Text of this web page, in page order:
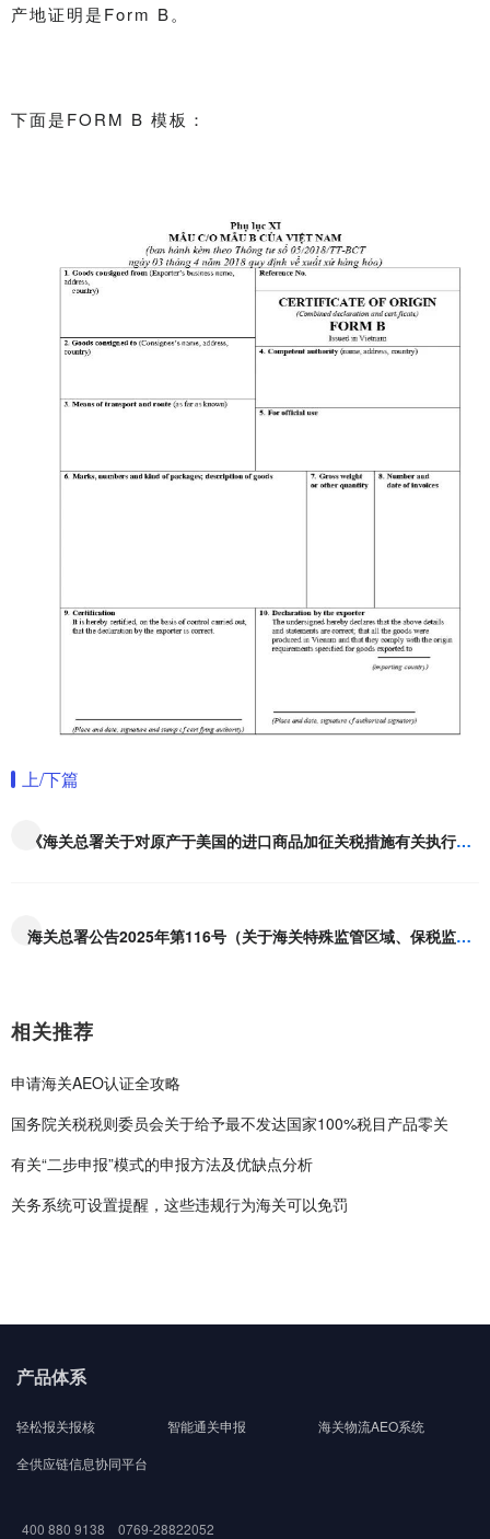
产地证明是Form B。
下面是FORM B 模板：
上/下篇
《海关总署关于对原产于美国的进口商品加征关税措施有关执行事项的公告》的解读
海关总署公告2025年第116号（关于海关特殊监管区域、保税监管场所和区外加工贸易四类措施商品申报填制规范的公告）及解读
相关推荐
申请海关AEO认证全攻略
国务院关税税则委员会关于给予最不发达国家100%税目产品零关
有关“二步申报”模式的申报方法及优缺点分析
关务系统可设置提醒，这些违规行为海关可以免罚
产品体系
轻松报关报核 智能通关申报
海关物流AEO系统
全供应链信息协同平台
400 880 9138 0769-28822052